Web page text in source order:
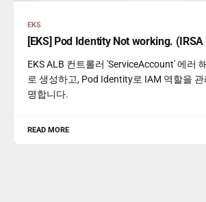
EKS
[EKS] Pod Identity Not working.
EKS ALB 컨트롤러 'ServiceAccount' 에러
로 생성하고, Pod Identity로 IAM 역할을
명합니다.
READ MORE